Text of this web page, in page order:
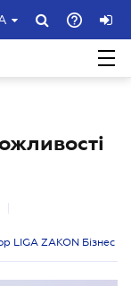
LIGA ZAKON Бізнес